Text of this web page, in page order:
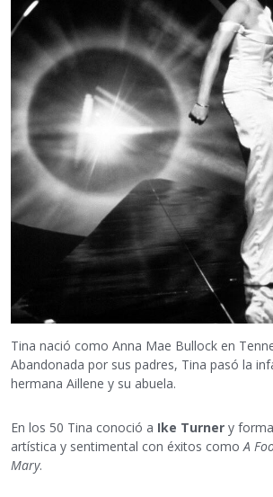
Tina nació como Anna Mae Bullock en
Abandonada por sus padres, Tina pasó la
hermana Aillene y su abuela.
En los 50 Tina conoció a Ike Turner y
artística y sentimental con éxitos comoA
Mary.